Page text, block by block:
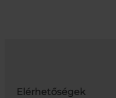
Elérhetőségek